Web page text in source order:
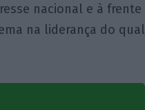
nacional e à frente
na liderança do qual